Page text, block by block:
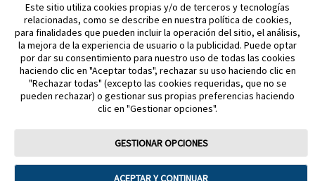
CONTÁCTANOS
MANTENTE EN CONTACTO
Este sitio utiliza cookies propias y/o de terceros y tecnologías
relacionadas, como se describe en nuestra política de cookies,
para finalidades que pueden incluir la operación del sitio, el análisis,
la mejora de la experiencia de usuario o la publicidad. Puede optar
por dar su consentimiento para nuestro uso de todas las cookies
haciendo clic en "Aceptar todas", rechazar su uso haciendo clic en
"Rechazar todas" (excepto las cookies requeridas, que no se
pueden rechazar) o gestionar sus propias preferencias haciendo
clic en "Gestionar opciones".
GESTIONAR OPCIONES
ACEPTAR Y CONTINUAR